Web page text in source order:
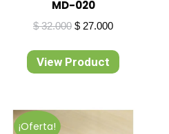
MD-020
$32.000 El
original
era:
$ 27.000El
actual
es:
View Product
¡Oferta!